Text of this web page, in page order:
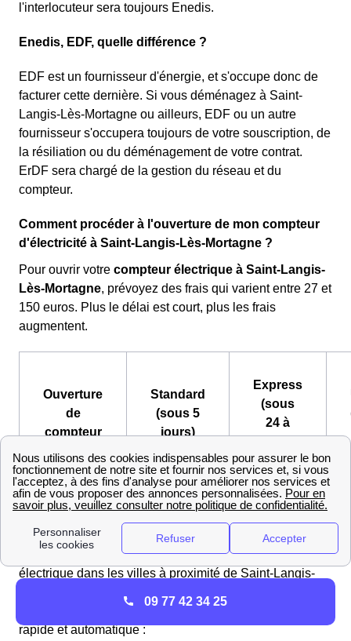
l'interlocuteur sera toujours Enedis.
Enedis, EDF, quelle différence ?
EDF est un fournisseur d'énergie, et s'occupe donc de
facturer cette dernière. Si vous déménagez à Saint-
Langis-Lès-Mortagne ou ailleurs, EDF ou un autre
fournisseur s'occupera toujours de votre souscription, de
la résiliation ou du déménagement de votre contrat.
ErDF sera chargé de la gestion du réseau et du
compteur.
Comment procéder à l'ouverture de mon compteur
d'électricité à Saint-Langis-Lès-Mortagne ?
Pour ouvrir votre compteur électrique à Saint-Langis-
Lès-Mortagne, prévoyez des frais qui varient entre 27 et
150 euros. Plus le délai est court, plus les frais
augmentent.
Ouverture
de
compteur
Standard
(sous 5
jours)
Express
(sous
24 à
Frais facturés
par ERDF
21,23 € 58,57 €
Comparez les frais et délais d'ouverture d'un compteur
électrique dans les villes à proximité de Saint-Langis-
rapide et automatique :
09 77 42 34 25